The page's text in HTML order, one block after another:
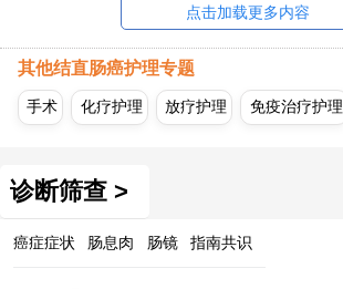
点击加载更多内容
其他结直肠癌护理专题
手术 化疗护理 放疗护理 免疫治疗护理
诊断筛查 >
癌症症状 肠息肉 肠镜 指南共识